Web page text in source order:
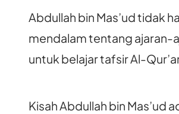
Abdullah bin Mas’ud tidak
mendalam tentang ajaran-
untuk belajar tafsir Al-
Kisah Abdullah bin Mas’ud